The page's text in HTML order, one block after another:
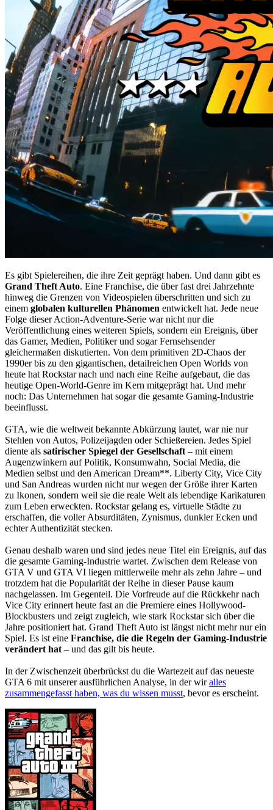
Es gibt Spielereihen, die ihre Zeit geprägt haben. Und dann gibt es
Grand Theft Auto. Eine Franchise, die über fast drei Jahrzehnte
hinweg die Grenzen von Videospielen überschritten und sich zu
einem globalen kulturellen Phänomen entwickelt hat. Jede neue
Folge dieser Action-Adventure-Serie war nicht nur die
Veröffentlichung eines weiteren Spiels, sondern ein Ereignis, über
das Gamer, Medien, Politiker und sogar Fernsehsender
gleichermaßen diskutierten. Von dem primitiven 2D-Chaos der
1990er bis zu den gigantischen, detailreichen Open Worlds von
heute hat Rockstar nach und nach eine Reihe aufgebaut, die das
heutige Open-World-Genre im Kern mitgeprägt hat. Und mehr
noch: Das Unternehmen hat sogar die gesamte Gaming-Industrie
beeinflusst.
GTA, wie die weltweit bekannte Abkürzung lautet, war nie nur
Stehlen von Autos, Polizeijagden oder Schießereien. Jedes Spiel
diente als satirischer Spiegel der Gesellschaft – mit einem
Augenzwinkern auf Politik, Konsumwahn, Social Media, die
Medien selbst und den American Dream**. Liberty City, Vice City
und San Andreas wurden nicht nur wegen der Größe ihrer Karten
zu Ikonen, sondern weil sie die reale Welt als lebendige Karikaturen
zum Leben erweckten. Rockstar gelang es, virtuelle Städte zu
erschaffen, die voller Absurditäten, Zynismus, dunkler Ecken und
echter Authentizität stecken.
Genau deshalb waren und sind jedes neue Titel ein Ereignis, auf das
die gesamte Gaming-Industrie wartet. Zwischen dem Release von
GTA V und GTA VI liegen mittlerweile mehr als zehn Jahre – und
trotzdem hat die Popularität der Reihe in dieser Pause kaum
nachgelassen. Im Gegenteil. Die Vorfreude auf die Rückkehr nach
Vice City erinnert heute fast an die Premiere eines Hollywood-
Blockbusters und zeigt zugleich, wie stark Rockstar sich über die
Jahre positioniert hat. Grand Theft Auto ist längst nicht mehr nur ein
Spiel. Es ist eine Franchise, die die Regeln der Gaming-Industrie
verändert hat – und das gilt bis heute.
In der Zwischenzeit überbrückst du die Wartezeit auf das neueste
GTA 6 mit unserer ausführlichen Analyse, in der wiralles
zusammengefasst haben, was du wissen musst, bevor es erscheint.